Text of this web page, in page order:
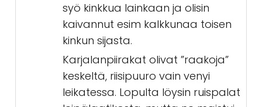
syö kinkkua lainkaan ja olisin
kaivannut esim kalkkunaa toisen
kinkun sijasta.
Karjalanpiirakat olivat ”raakoja”
keskeltä, riisipuuro vain venyi
leikatessa. Lopulta löysin ruispalat